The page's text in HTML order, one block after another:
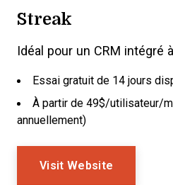
Streak
Idéal pour un CRM intégré
Essai gratuit de 14 jours
À partir de 49$/utilisateur/
annuellement)
Visit Website